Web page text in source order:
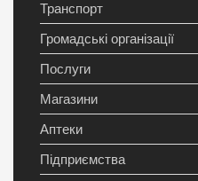
Транспорт
Громадські організації
Послуги
Магазини
Аптеки
Підприємства